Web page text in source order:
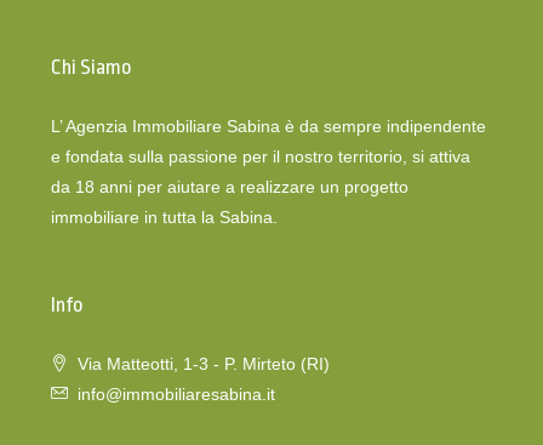
Chi Siamo
L’ Agenzia Immobiliare Sabina è da sempre indipendente
e fondata sulla passione per il nostro territorio, si attiva
da 18 anni per aiutare a realizzare un progetto
immobiliare in tutta la Sabina.
Info
Via Matteotti, 1-3 - P. Mirteto (RI)
info@immobiliaresabina.it